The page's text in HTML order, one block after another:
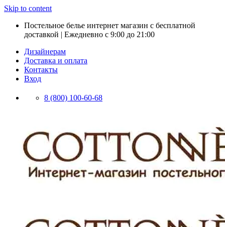
Skip to content
Постельное белье интернет магазин с бесплатной
доставкой | Ежедневно с 9:00 до 21:00
Дизайнерам
Доставка и оплата
Контакты
Вход
8 (800) 100-60-68